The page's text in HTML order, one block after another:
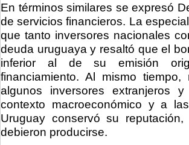
En términos similares se expresó
de servicios financieros. La
que tanto inversores nacionales
deuda uruguaya y resaltó que el
inferior al de su emisión
financiamiento. Al mismo
algunos inversores extranjeros
contexto macroeconómico y a
Uruguay conservó su
debieron producirse.